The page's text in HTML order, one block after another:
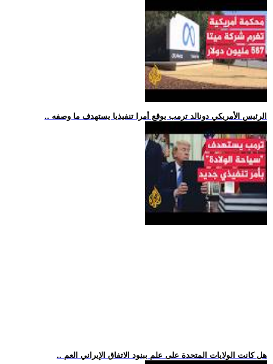
.. الرئيس الأمريكي دونالد ترمب يوقع أمرا تنفيذيا يستهدف ما وصفه
.. هل كانت الولايات المتحدة على علم ببنود الاتفاق الإيراني العم